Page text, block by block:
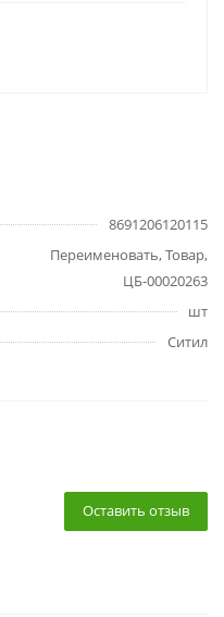
8691206120115
Переименовать, Товар,
ЦБ-00020263
шт
Ситил
Оставить отзыв